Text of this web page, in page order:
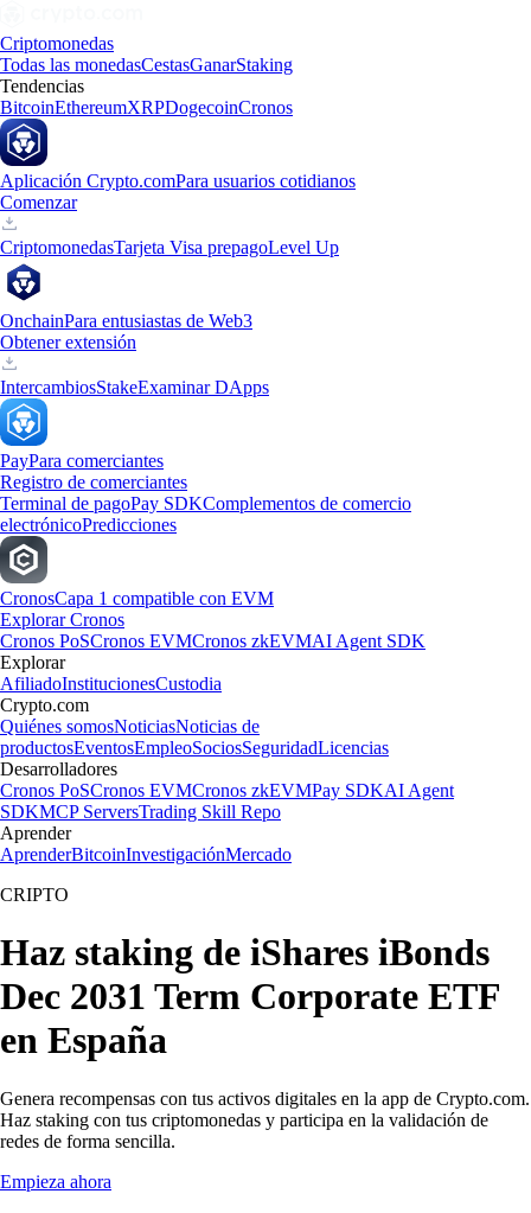
Criptomonedas
Todas las monedasCestasGanarStaking
Tendencias
BitcoinEthereumXRPDogecoinCronos
Aplicación Crypto.comPara usuarios cotidianos
Comenzar
CriptomonedasTarjeta Visa prepagoLevel Up
OnchainPara entusiastas de Web3
Obtener extensión
IntercambiosStakeExaminar DApps
PayPara comerciantes
Registro de comerciantes
Terminal de pagoPay SDKComplementos de comercio
electrónicoPredicciones
CronosCapa 1 compatible con EVM
Explorar Cronos
Cronos PoSCronos EVMCronos zkEVMAI Agent SDK
Explorar
AfiliadoInstitucionesCustodia
Crypto.com
Quiénes somosNoticiasNoticias de
productosEventosEmpleoSociosSeguridadLicencias
Desarrolladores
Cronos PoSCronos EVMCronos zkEVMPay SDKAI Agent
SDKMCP ServersTrading Skill Repo
Aprender
AprenderBitcoinInvestigaciónMercado
CRIPTO
Haz staking de iShares iBonds
Dec 2031 Term Corporate ETF
en España
Genera recompensas con tus activos digitales en la app de Crypto.com.
Haz staking con tus criptomonedas y participa en la validación de
redes de forma sencilla.
Empieza ahora